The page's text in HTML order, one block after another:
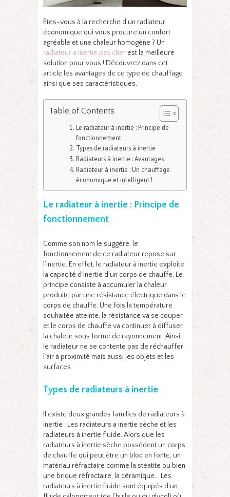
Êtes-vous à la recherche d’un radiateur
économique qui vous procure un confort
agréable et une chaleur homogène ? Un
radiateur a inertie pas cher est la meilleure
solution pour vous ! Découvrez dans cet
article les avantages de ce type de chauffage
ainsi que ses caractéristiques.
Table of Contents
Le radiateur à inertie : Principe de
fonctionnement
Types de radiateurs à inertie
Radiateurs à inertie : Avantages
Radiateur à inertie : Un chauffage
économique et intelligent !
Le radiateur à inertie : Principe de
fonctionnement
Comme son nom le suggère, le
fonctionnement de ce radiateur repose sur
l’inertie. En effet, le radiateur à inertie exploite
la capacité d’inertie d’un corps de chauffe. Le
principe consiste à accumuler la chaleur
produite par une résistance électrique dans le
corps de chauffe. Une fois la température
souhaitée atteinte, la résistance va se couper
et le corps de chauffe va continuer à diffuser
la chaleur sous forme de rayonnement. Ainsi,
le radiateur ne se contente pas de réchauffer
l’air à proximité mais aussi les objets et les
surfaces.
Types de radiateurs à inertie
Il existe deux grandes familles de radiateurs à
inertie : Les radiateurs a inertie sèche et les
radiateurs à inertie fluide. Alors que les
radiateurs à inertie sèche possèdent un corps
de chauffe qui peut être un bloc en fonte, un
matériau réfractaire comme la stéatite ou bien
une brique réfractaire, la céramique… Les
radiateurs à inertie fluide sont équipés d’un